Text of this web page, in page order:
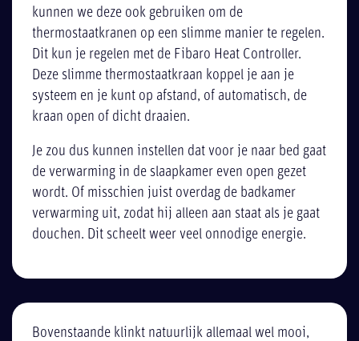
kunnen we deze ook gebruiken om de
thermostaatkranen op een slimme manier te regelen.
Dit kun je regelen met de Fibaro Heat Controller.
Deze slimme thermostaatkraan koppel je aan je
systeem en je kunt op afstand, of automatisch, de
kraan open of dicht draaien.
Je zou dus kunnen instellen dat voor je naar bed gaat
de verwarming in de slaapkamer even open gezet
wordt. Of misschien juist overdag de badkamer
verwarming uit, zodat hij alleen aan staat als je gaat
douchen. Dit scheelt weer veel onnodige energie.
Bovenstaande klinkt natuurlijk allemaal wel mooi,